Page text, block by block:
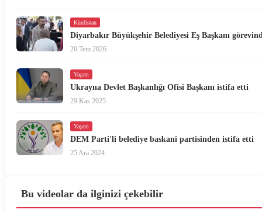
Kürdistan
Diyarbakır Büyükşehir Belediyesi Eş Başkanı
20 Tem 2026
Yaşam
Ukrayna Devlet Başkanlığı Ofisi Başkanı istifa etti
29 Kas 2025
Yaşam
DEM Parti'li belediye baskani partisinden istifa etti
25 Ara 2024
Bu videolar da ilginizi çekebilir